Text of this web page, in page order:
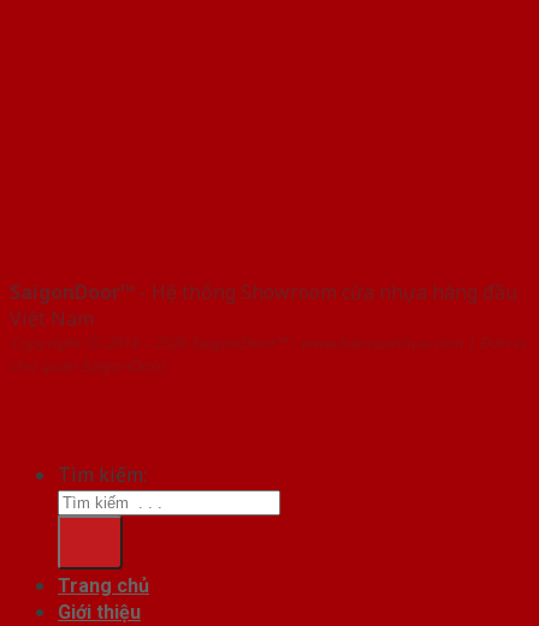
SaigonDoor™ - Hệ thống Showroom cửa nhựa hàng đầu
Việt Nam
Copyright ⓒ 2016 – 2026 SaigonDoor™ - www.bancuanhua.com | Đơn vị
chủ quản SaigonDoor
Tìm kiếm:
Trang chủ
Giới thiệu